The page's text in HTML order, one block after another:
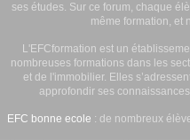
ses études. Sur ce forum, chaque
même formation, et
L'EFCformation est un
nombreuses formations dans les
et de l'immobilier. Elles
approfondir ses
EFC bonne ecole : de nombreux